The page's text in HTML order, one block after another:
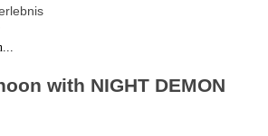
with NIGHT DEMON